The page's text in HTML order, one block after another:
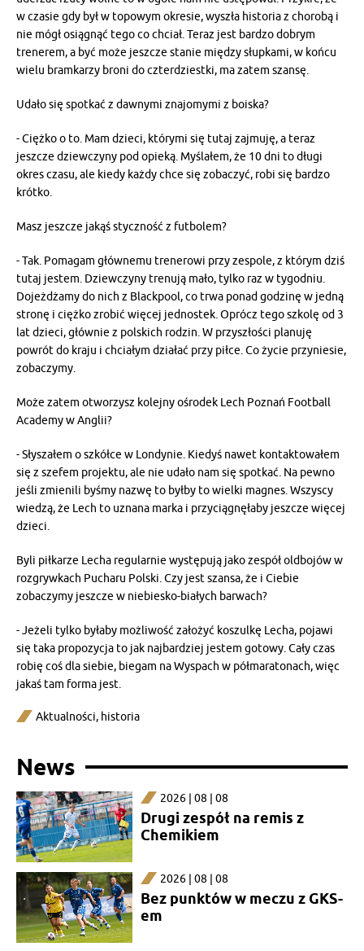
w czasie gdy był w topowym okresie, wyszła historia z chorobą i
nie mógł osiągnąć tego co chciał. Teraz jest bardzo dobrym
trenerem, a być może jeszcze stanie między słupkami, w końcu
wielu bramkarzy broni do czterdziestki, ma zatem szansę.
Udało się spotkać z dawnymi znajomymi z boiska?
- Ciężko o to. Mam dzieci, którymi się tutaj zajmuję, a teraz
jeszcze dziewczyny pod opieką. Myślałem, że 10 dni to długi
okres czasu, ale kiedy każdy chce się zobaczyć, robi się bardzo
krótko.
Masz jeszcze jakąś styczność z futbolem?
- Tak. Pomagam głównemu trenerowi przy zespole, z którym dziś
tutaj jestem. Dziewczyny trenują mało, tylko raz w tygodniu.
Dojeżdżamy do nich z Blackpool, co trwa ponad godzinę w jedną
stronę i ciężko zrobić więcej jednostek. Oprócz tego szkolę od 3
lat dzieci, głównie z polskich rodzin. W przyszłości planuję
powrót do kraju i chciałym działać przy piłce. Co życie przyniesie,
zobaczymy.
Może zatem otworzysz kolejny ośrodek Lech Poznań Football
Academy w Anglii?
- Słyszałem o szkółce w Londynie. Kiedyś nawet kontaktowałem
się z szefem projektu, ale nie udało nam się spotkać. Na pewno
jeśli zmienili byśmy nazwę to byłby to wielki magnes. Wszyscy
wiedzą, że Lech to uznana marka i przyciągnęłaby jeszcze więcej
dzieci.
Byli piłkarze Lecha regularnie występują jako zespół oldbojów w
rozgrywkach Pucharu Polski. Czy jest szansa, że i Ciebie
zobaczymy jeszcze w niebiesko-białych barwach?
- Jeżeli tylko byłaby możliwość założyć koszulkę Lecha, pojawi
się taka propozycja to jak najbardziej jestem gotowy. Cały czas
robię coś dla siebie, biegam na Wyspach w półmaratonach, więc
jakaś tam forma jest.
Aktualności, historia
News
2026 | 08 | 08
Drugi zespół na remis z
Chemikiem
2026 | 08 | 08
Bez punktów w meczu z GKS-
em